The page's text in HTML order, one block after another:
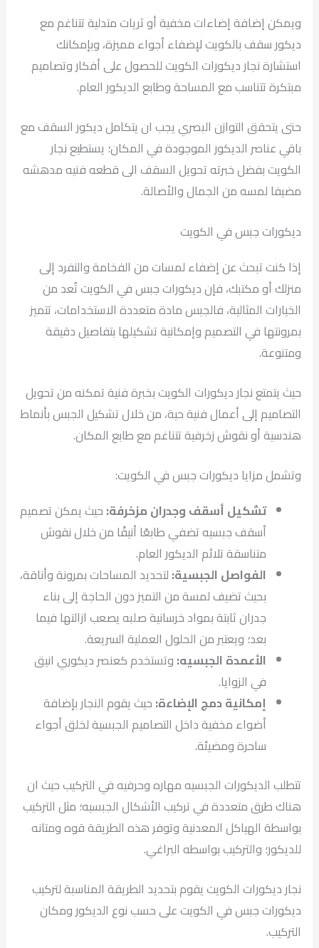
ويمكن إضافة إضاءات مخفية أو ثريات متدلية تتناغم مع
ديكور سقف بالكويت لإضفاء أجواء مميزة، وبإمكانك
استشارة نجار ديكورات الكويت للحصول على أفكار وتصاميم
مبتكرة تتناسب مع المساحة وطابع الديكور العام.
حتى يتحقق التوازن البصري يجب ان يتكامل ديكور السقف مع
باقي عناصر الديكور الموجودة في المكان؛ يستطيع نجار
الكويت بفضل خبرته تحويل السقف الى قطعه فنيه مدهشه
مضيفا لمسه من الجمال والأصالة.
ديكورات جبس في الكويت
إذا كنت تبحث عن إضفاء لمسات من الفخامة والتفرد إلى
منزلك أو مكتبك، فإن ديكورات جبس في الكويت تُعد من
الخيارات المثالية، فالجبس مادة متعددة الاستخدامات، تتميز
بمرونتها في التصميم وإمكانية تشكيلها بتفاصيل دقيقة
ومتنوعة.
حيث يتمتع نجار ديكورات الكويت بخبرة فنية تمكنه من تحويل
التصاميم إلى أعمال فنية حية، من خلال تشكيل الجبس بأنماط
هندسية أو نقوش زخرفية تتناغم مع طابع المكان.
وتشمل مزايا ديكورات جبس في الكويت:
تشكيل أسقف وجدران مزخرفة: حيث يمكن تصميم
أسقف جبسيه تضفي طابعًا أنيقًا من خلال نقوش
متناسقة تلائم الديكور العام.
الفواصل الجبسية: لتحديد المساحات بمرونة وأناقة،
بحيث تضيف لمسة من التميز دون الحاجة إلى بناء
جدران ثابتة بمواد خرسانية صلبه يصعب ازالتها فيما
بعد؛ ويعتبر من الحلول العملية السريعة.
الأعمدة الجبسيه: وتستخدم كعنصر ديكوري انيق
في الزوايا.
إمكانية دمج الإضاءة: حيث يقوم النجار بإضافة
أضواء مخفية داخل التصاميم الجبسية لخلق أجواء
ساحرة ومضيئة.
تتطلب الديكورات الجبسيه مهاره وحرفيه في التركيب حيث ان
هناك طرق متعددة في تركيب الأشكال الجبسيه؛ مثل التركيب
بواسطة الهياكل المعدنية وتوفر هذه الطريقة قوه ومتانه
للديكور؛ والتركيب بواسطه البراغي.
نجار ديكورات الكويت يقوم بتحديد الطريقة المناسبة لتركيب
ديكورات جبس في الكويت على حسب نوع الديكور ومكان
التركيب.